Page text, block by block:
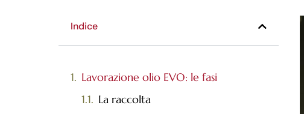
Indice
Lavorazione olio EVO: le fasi
La raccolta